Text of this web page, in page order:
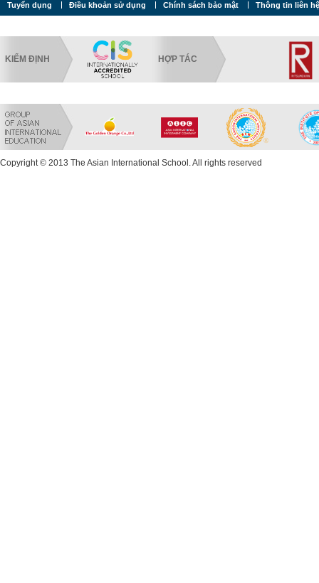
Tuyển dụng Điều khoản sử dụng Chính sách bảo mật Thông tin liên hệ
KIỂM ĐỊNH HỢP TÁC
Copyright © 2013 The Asian International School. All rights reserved